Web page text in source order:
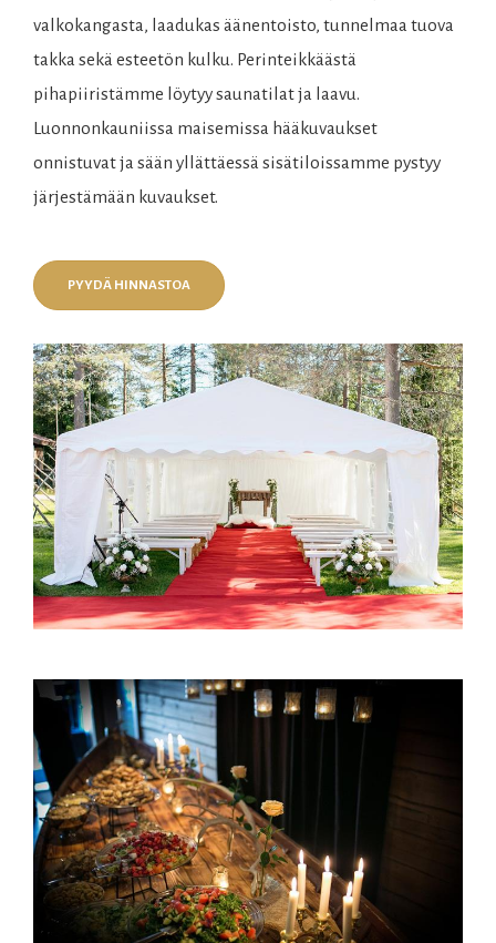
valkokangasta, laadukas äänentoisto, tunnelmaa tuova
takka sekä esteetön kulku. Perinteikkäästä
pihapiiristämme löytyy saunatilat ja laavu.
Luonnonkauniissa maisemissa hääkuvaukset
onnistuvat ja sään yllättäessä sisätiloissamme pystyy
järjestämään kuvaukset.
PYYDÄ HINNASTOA